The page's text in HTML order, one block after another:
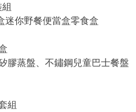
迷你野餐便當盒零食盒
膠蒸盤、不鏽鋼兒童巴士餐盤
組